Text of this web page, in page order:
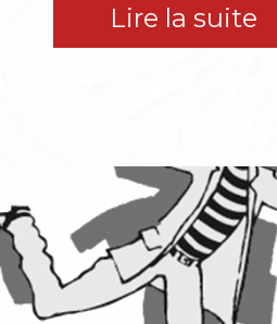
Lire la suite